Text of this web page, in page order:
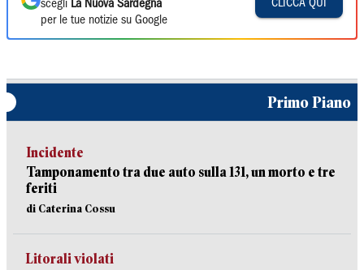
scegli La Nuova Sardegna
per le tue notizie su Google
CLICCA QUI
Primo Piano
Incidente
Tamponamento tra due auto sulla 131, un morto e tre
feriti
di Caterina Cossu
Litorali violati